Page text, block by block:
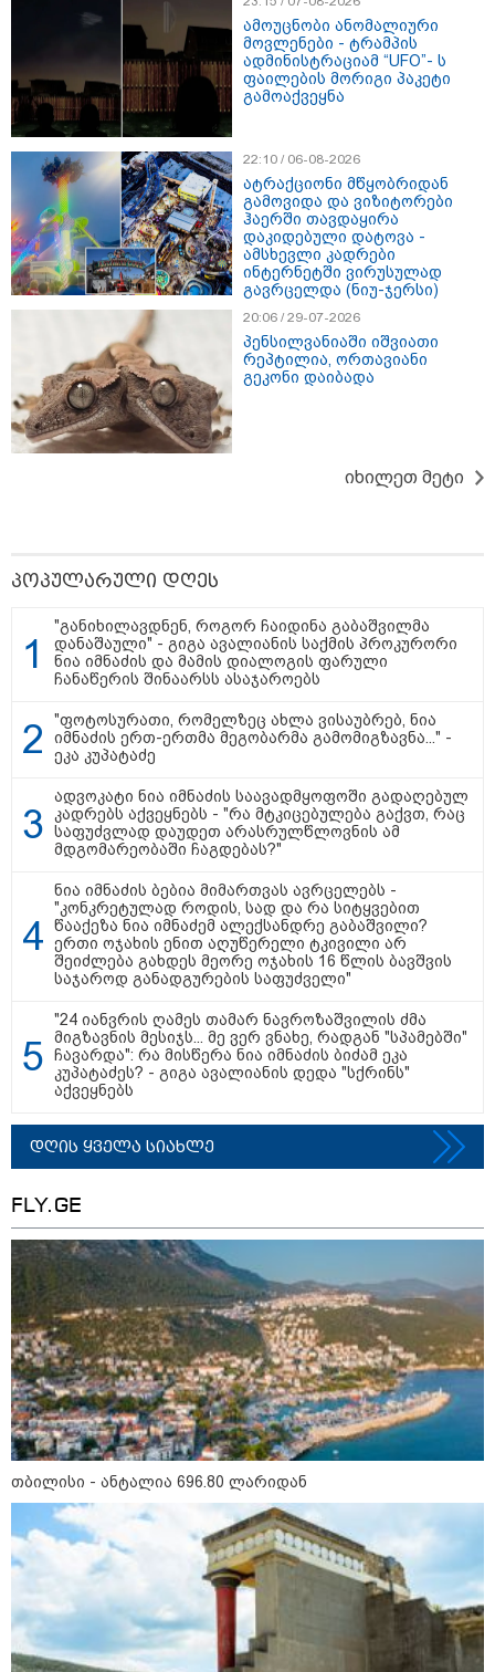
თბილისი - ანტალია 696.80
ლარიდან
თბილისი - ჰერაკლიონი 1778.80
ლარიდან
თბილისი - ბუდაპეშტი 1184.80
ლარიდან
მნიშვნელოვანი ინფორმაცია
Hisense წარმოგიდგენთ გზავნილს "ინოვაციები
უკეთესი ცხოვრებისათვის" FIFA-ს 2026 წლის
მსოფლიო ჩემპიონატზე™
15:49 / 06-08-2026
შეიძინე ალდაგის სამოგზაურო დაზღვევა და
მიიღე გაორმაგებული ინტერნეტი
საზოგადოება
ამოუცნობი ანომალიური
მოვლენები - ტრამპის
ადმინისტრაციამ “UFO”- ს
ფაილების მორიგი პაკეტი
გამოაქვეყნა
22:10 / 06-08-2026
ატრაქციონი მწყობრიდან
გამოვიდა და ვიზიტორები
ჰაერში თავდაყირა
დაკიდებული დატოვა -
ამსხევლი კადრები
ინტერნეტში ვირუსულად
გავრცელდა (ნიუ-ჯერსი)
20:06 / 29-07-2026
პენსილვანიაში იშვიათი
რეპტილია, ორთავიანი
გეკონი დაიბადა
იხილეთ მეტი
პოპულარული დღეს
"განიხილავდნენ, როგორ ჩაიდინა გაბაშვილმა
დანაშაული" - გიგა ავალიანის საქმის პროკურორი
ნია იმნაძის და მამის დიალოგის ფარული
ჩანაწერის შინაარსს ასაჯაროებს
"ფოტოსურათი, რომელზეც ახლა ვისაუბრებ, ნია
იმნაძის ერთ-ერთმა მეგობარმა გამომიგზავნა..." -
ეკა კუპატაძე
ადვოკატი ნია იმნაძის საავადმყოფოში გადაღებულ
კადრებს აქვეყნებს - "რა მტკიცებულება გაქვთ, რაც
საფუძვლად დაუდეთ არასრულწლოვნის ამ
მდგომარეობაში ჩაგდებას?"
ნია იმნაძის ბებია მიმართვას ავრცელებს -
"კონკრეტულად როდის, სად და რა სიტყვებით
წააქეზა ნია იმნაძემ ალექსანდრე გაბაშვილი?
ერთი ოჯახის ენით აღუწერელი ტკივილი არ
შეიძლება გახდეს მეორე ოჯახის 16 წლის ბავშვის
საჯაროდ განადგურების საფუძველი"
"24 იანვრის ღამეს თამარ ნავროზაშვილის ძმა
მიგზავნის მესიჯს... მე ვერ ვნახე, რადგან "სპამებში"
ჩავარდა": რა მისწერა ნია იმნაძის ბიძამ ეკა
კუპატაძეს? - გიგა ავალიანის დედა "სქრინს"
აქვეყნებს
დღის ყველა სიახლე
FLY.GE
თბილისი - ანტალია 696.80 ლარიდან